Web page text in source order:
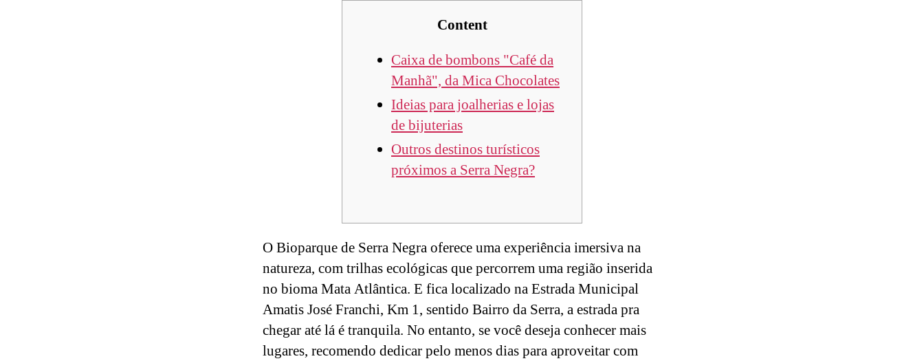
Content
Caixa de bombons "Café da
Manhã", da Mica Chocolates
Ideias para joalherias e lojas
de bijuterias
Outros destinos turísticos
próximos a Serra Negra?
O Bioparque de Serra Negra oferece uma experiência imersiva na
natureza, com trilhas ecológicas que percorrem uma região inserida
no bioma Mata Atlântica. E fica localizado na Estrada Municipal
Amatis José Franchi, Km 1, sentido Bairro da Serra, a estrada pra
chegar até lá é tranquila. No entanto, se você deseja conhecer mais
lugares, recomendo dedicar pelo menos dias para aproveitar com